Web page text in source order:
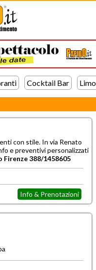
Cocktail Bar
con stile. In via Renato
e preventivi personalizzati
Firenze 388/1458605
Info & Prenotazioni